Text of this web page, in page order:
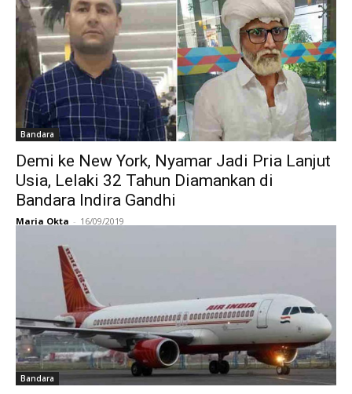
Bandara
Demi ke New York, Nyamar Jadi Pria Lanjut
Usia, Lelaki 32 Tahun Diamankan di
Bandara Indira Gandhi
Maria Okta - 16/09/2019
Bandara